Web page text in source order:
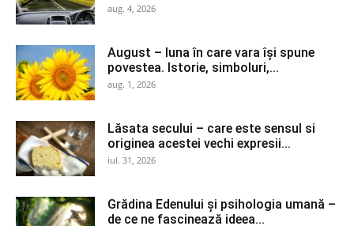
aug. 4, 2026
August – luna în care vara își spune
povestea. Istorie, simboluri,...
aug. 1, 2026
Lăsata secului – care este sensul si
originea acestei vechi expresii...
iul. 31, 2026
Grădina Edenului și psihologia umană –
de ce ne fascinează ideea...